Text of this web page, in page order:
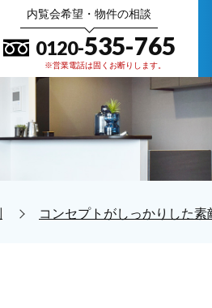
内覧会希望・物件の相談
0120-535-765
※営業電話は固くお断りします。